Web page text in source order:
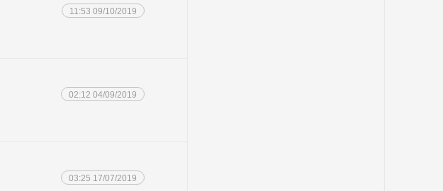
11:53 09/10/2019
02:12 04/09/2019
03:25 17/07/2019